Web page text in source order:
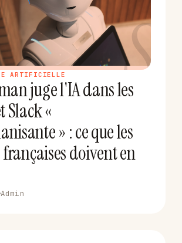
S
ARTIFICIELLE
juge l'IA dans les
Slack «
» : ce que les
doivent en
Admin